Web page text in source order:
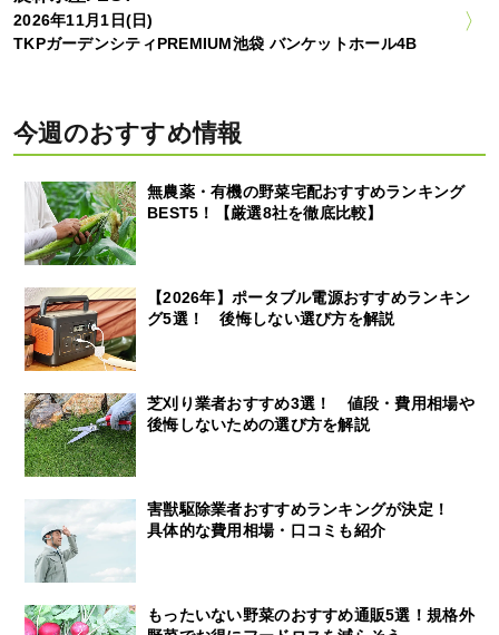
2026年11月1日(日)
TKPガーデンシティPREMIUM池袋 バンケットホール4B
今週のおすすめ情報
無農薬・有機の野菜宅配おすすめランキング
BEST5！【厳選8社を徹底比較】
【2026年】ポータブル電源おすすめランキン
グ5選！ 後悔しない選び方を解説
芝刈り業者おすすめ3選！ 値段・費用相場や
後悔しないための選び方を解説
害獣駆除業者おすすめランキングが決定！
具体的な費用相場・口コミも紹介
もったいない野菜のおすすめ通販5選！規格外